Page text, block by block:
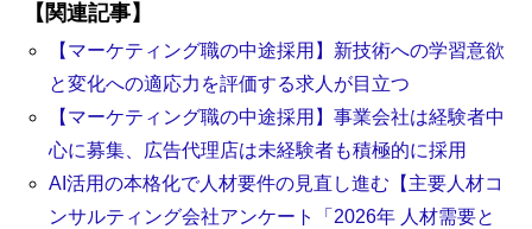
【関連記事】
【マーケティング職の中途採用】新技術への学習意欲
と変化への適応力を評価する求人が目立つ
【マーケティング職の中途採用】事業会社は経験者中
心に募集、広告代理店は未経験者も積極的に採用
AI活用の本格化で人材要件の見直し進む【主要人材コ
ンサルティング会社アンケート「2026年 人材需要と